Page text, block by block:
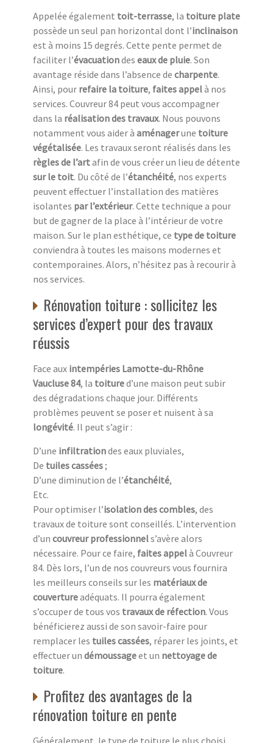
Appelée également toit-terrasse, la toiture plate
possède un seul pan horizontal dont l’inclinaison
est à moins 15 degrés. Cette pente permet de
faciliter l’évacuationdes eaux de pluie. Son
avantage réside dans l’absence de charpente.
Ainsi, pour refaire la toiture, faites appelà nos
services. Couvreur 84 peut vous accompagner
dans la réalisation des travaux. Nous pouvons
notamment vous aider à aménagerune toiture
végétalisée. Les travaux seront réalisés dans les
règles de l’artafin de vous créer un lieu de détente
sur le toit. Du côté de l’étanchéité, nos experts
peuvent effectuer l’installation des matières
isolantes par l’extérieur. Cette technique a pour
but de gagner de la place à l’intérieur de votre
maison. Sur le plan esthétique, ce type de toiture
conviendra à toutes les maisons modernes et
contemporaines. Alors, n’hésitez pas à recourir à
nos services.
Rénovation toiture : sollicitez les
services d’expert pour des travaux
réussis
Face aux intempéries Lamotte-du-Rhône
Vaucluse 84, la toitured’une maison peut subir
des dégradations chaque jour. Différents
problèmes peuvent se poser et nuisent à sa
longévité. Il peut s’agir :
D’une infiltrationdes eaux pluviales,
De tuiles cassées ;
D’une diminution de l’étanchéité,
Etc.
Pour optimiser l’isolation des combles, des
travaux de toiture sont conseillés. L’intervention
d’un couvreur professionnels’avère alors
nécessaire. Pour ce faire, faites appelà Couvreur
84. Dès lors, l’un de nos couvreurs vous fournira
les meilleurs conseils sur les matériaux de
couvertureadéquats. Il pourra également
s’occuper de tous vos travaux de réfection. Vous
bénéficierez aussi de son savoir-faire pour
remplacer les tuiles cassées, réparer les joints, et
effectuer un démoussageet un nettoyage de
toiture.
Profitez des avantages de la
rénovation toiture en pente
Généralement, le type de toiture le plus choisi